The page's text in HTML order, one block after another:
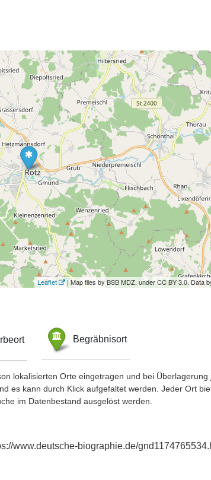
Leaflet | Map tiles by BSB MDZ, under CC BY 3.0. Data
Begräbnisort
lokalisierten Orte eingetragen und bei
es kann durch Klick aufgefaltet werden. Jeder Ort
im Datenbestand ausgelöst werden.
www.deutsche-biographie.de/